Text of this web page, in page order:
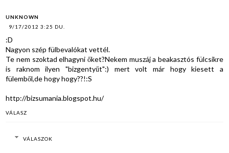
UNKNOWN
9/17/2012 3:25 DU.
:D
Nagyon szép fülbevalókat vettél.
Te nem szoktad elhagyni őket?Nekem muszáj a beakasztós fülcsikre
is raknom ilyen "bizgentyűt":) mert volt már hogy kiesett a
fülemből,de hogy hogy??!:S
http://bizsumania.blogspot.hu/
VÁLASZ
VÁLASZOK